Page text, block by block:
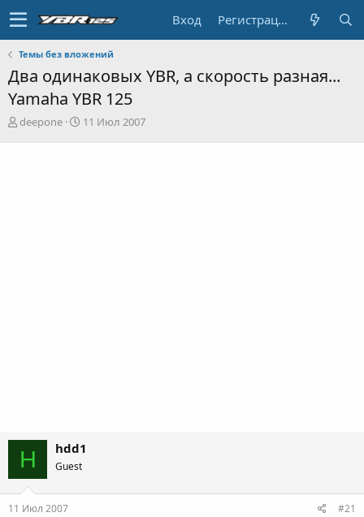
Вход Регистрация
Темы без вложений
Два одинаковых YBR, а скорость разная...
Yamaha YBR 125
А
deepone
Д11 Июл 2007
H hdd1
Guest
11 Июл 2007 #21